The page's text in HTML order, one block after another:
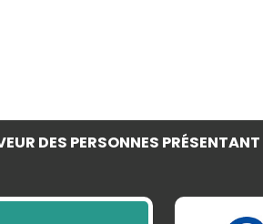
DES PERSONNES